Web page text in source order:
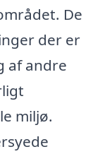
De
der er
af andre
miljø.